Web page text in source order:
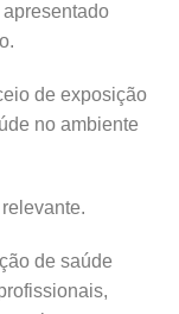
de exposição
no ambiente
de saúde